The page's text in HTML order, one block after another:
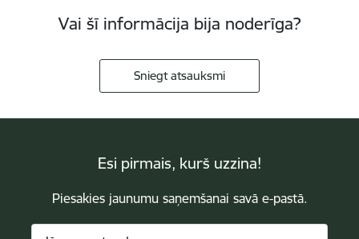
Vai šī informācija bija noderīga?
Sniegt atsauksmi
Esi pirmais, kurš uzzina!
Piesakies jaunumu saņemšanai savā e-pastā.